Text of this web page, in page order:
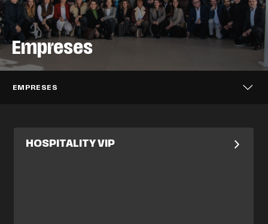
Empreses
EMPRESES
HOSPITALITY VIP